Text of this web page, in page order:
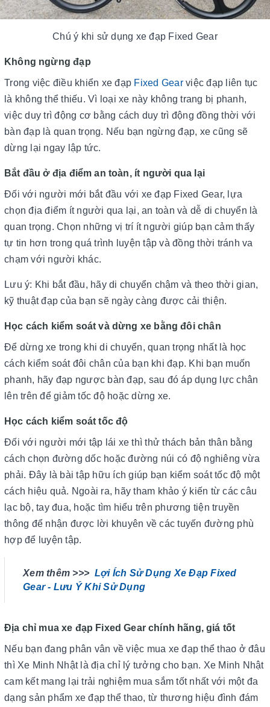
Chú ý khi sử dụng xe đạp Fixed Gear
Không ngừng đạp
Trong việc điều khiển xe đạp Fixed Gearviệc đạp liên tục
là không thể thiếu. Vì loại xe này không trang bị phanh,
việc duy trì động cơ bằng cách duy trì động đồng thời với
bàn đạp là quan trọng. Nếu bạn ngừng đạp, xe cũng sẽ
dừng lại ngay lập tức.
Bắt đầu ở địa điểm an toàn, ít người qua lại
Đối với người mới bắt đầu với xe đạp Fixed Gear, lựa
chọn địa điểm ít người qua lại, an toàn và dễ di chuyển là
quan trọng. Chọn những vị trí ít người giúp bạn cảm thấy
tự tin hơn trong quá trình luyện tập và đồng thời tránh va
chạm với người khác.
Lưu ý: Khi bắt đầu, hãy di chuyển chậm và theo thời gian,
kỹ thuật đạp của bạn sẽ ngày càng được cải thiện.
Học cách kiểm soát và dừng xe bằng đôi chân
Để dừng xe trong khi di chuyển, quan trọng nhất là học
cách kiểm soát đôi chân của bạn khi đạp. Khi bạn muốn
phanh, hãy đạp ngược bàn đạp, sau đó áp dụng lực chân
lên trên để giảm tốc độ hoặc dừng xe.
Học cách kiểm soát tốc độ
Đối với người mới tập lái xe thì thử thách bản thân bằng
cách chọn đường dốc hoặc đường núi có độ nghiêng vừa
phải. Đây là bài tập hữu ích giúp bạn kiểm soát tốc độ một
cách hiệu quả. Ngoài ra, hãy tham khảo ý kiến từ các câu
lạc bộ, tay đua, hoặc tìm hiểu trên phương tiện truyền
thông để nhận được lời khuyên về các tuyến đường phù
hợp để luyện tập.
Xem thêm >>> Lợi Ích Sử Dụng Xe Đạp Fixed
Gear - Lưu Ý Khi Sử Dụng
Địa chỉ mua xe đạp Fixed Gear chính hãng, giá tốt
Nếu bạn đang phân vân về việc mua xe đạp thể thao ở đâu
thì Xe Minh Nhật là địa chỉ lý tưởng cho bạn. Xe Minh Nhật
cam kết mang lại trải nghiệm mua sắm tốt nhất với một đa
dạng sản phẩm xe đạp thể thao, từ thương hiệu đình đám